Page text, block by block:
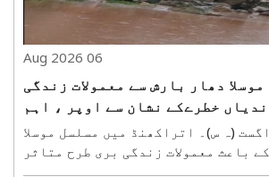
06 Aug 2026
دھار بارش سے معمولات زندگی
خطرےکے نشان سے اوپر ، اہم
قومی شاہراہیں بند
دہرادون، 6 اگست (ہ س)۔ اتراکھنڈ میں مسلسل موسلا
باعث معمولات زندگی بری طرح متاثر
ندیوں میں پانی کی سطح انتباہی اور